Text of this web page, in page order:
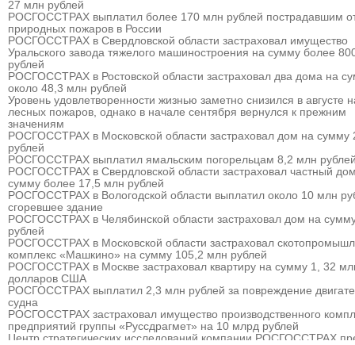
27 млн рублей
РОСГОССТРАХ выплатил более 170 млн рублей пострадавшим
природных пожаров в России
РОСГОССТРАХ в Свердловской области застраховал имущество
Уральского завода тяжелого машиностроения на сумму более
рублей
РОСГОССТРАХ в Ростовской области застраховал два дома на
около 48,3 млн рублей
Уровень удовлетворенности жизнью заметно снизился в августе
лесных пожаров, однако в начале сентября вернулся к прежним
значениям
РОСГОССТРАХ в Московской области застраховал дом на сумму
рублей
РОСГОССТРАХ выплатил ямальским погорельцам 8,2 млн
РОСГОССТРАХ в Свердловской области застраховал частный
сумму более 17,5 млн рублей
РОСГОССТРАХ в Вологодской области выплатил около 10 млн
сгоревшее здание
РОСГОССТРАХ в Челябинской области застраховал дом на
рублей
РОСГОССТРАХ в Московской области застраховал
комплекс «Машкино» на сумму 105,2 млн рублей
РОСГОССТРАХ в Москве застраховал квартиру на сумму 1, 32
долларов США
РОСГОССТРАХ выплатил 2,3 млн рублей за повреждение
судна
РОСГОССТРАХ застраховал имущество производственного
предприятий группы «Руссдрагмет» на 10 млрд рублей
Центр стратегических исследований компании РОСГОССТРАХ